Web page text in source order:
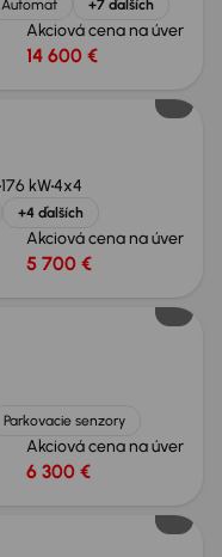
Automat +7 ďalších
Akciová cena na úver
14 600 €
176 kW4x4
+4 ďalších
Akciová cena na úver
5 700 €
Parkovacie senzory
Akciová cena na úver
6 300 €